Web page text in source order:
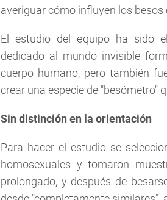
averiguar cómo influyen los
El estudio del equipo ha sido
dedicado al mundo invisible
cuerpo humano, pero también
crear una especie de "besómetro"
Sin distinción en la orientación
Para hacer el estudio se
homosexuales y tomaron
prolongado, y después de